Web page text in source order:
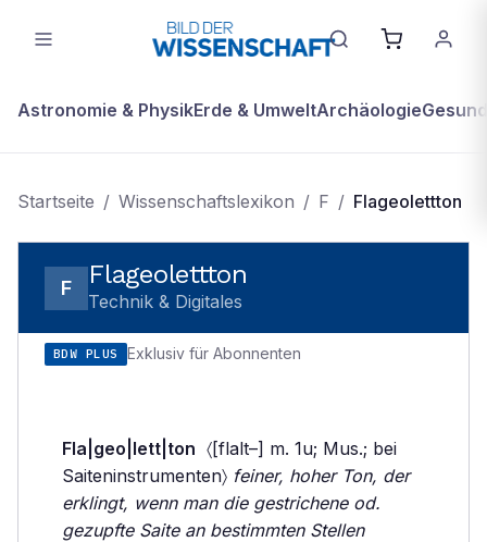
Astronomie & PhysikErde & UmweltArchäologie
Startseite / Wissenschaftslexikon / F / Flageolettton
F Flageolettton
Technik & Digitales
BDW PLUS Exklusiv für Abonnenten
Fla|geo|lett|ton 〈[flalt–] m. 1u; Mus.; bei
Saiteninstrumenten〉 feiner, hoher Ton, der
erklingt, wenn man die gestrichene od.
gezupfte Saite an bestimmten Stellen